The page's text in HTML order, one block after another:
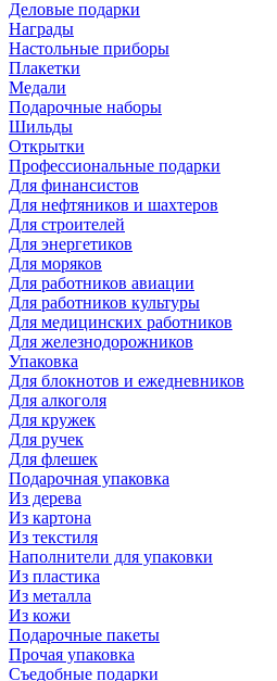
Деловые подарки
Награды
Настольные приборы
Плакетки
Медали
Подарочные наборы
Шильды
Открытки
Профессиональные подарки
Для финансистов
Для нефтяников и шахтеров
Для строителей
Для энергетиков
Для моряков
Для работников авиации
Для работников культуры
Для медицинских работников
Для железнодорожников
Упаковка
Для блокнотов и ежедневников
Для алкоголя
Для кружек
Для ручек
Для флешек
Подарочная упаковка
Из дерева
Из картона
Из текстиля
Наполнители для упаковки
Из пластика
Из металла
Из кожи
Подарочные пакеты
Прочая упаковка
Съедобные подарки